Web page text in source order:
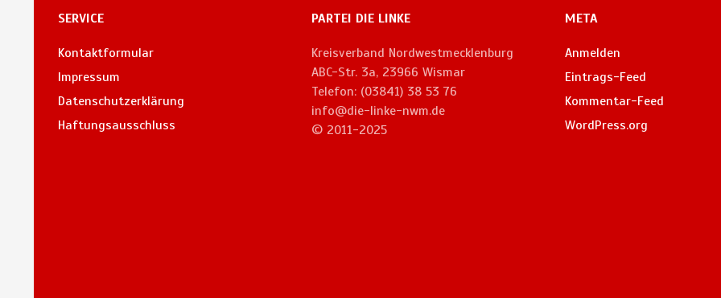
SERVICE
Kontaktformular
Impressum
Datenschutzerklärung
Haftungsausschluss
PARTEI DIE LINKE
Kreisverband Nordwestmecklenburg
ABC-Str. 3a, 23966 Wismar
Telefon: (03841) 38 53 76
info@die-linke-nwm.de
© 2011-2025
META
Anmelden
Eintrags-Feed
Kommentar-Feed
WordPress.org